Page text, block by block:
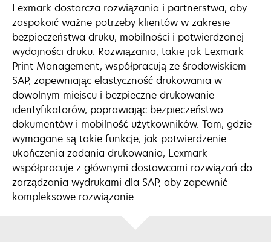
Lexmark dostarcza rozwiązania i partnerstwa, aby
zaspokoić ważne potrzeby klientów w zakresie
bezpieczeństwa druku, mobilności i potwierdzonej
wydajności druku. Rozwiązania, takie jak Lexmark
Print Management, współpracują ze środowiskiem
SAP, zapewniając elastyczność drukowania w
dowolnym miejscu i bezpieczne drukowanie
identyfikatorów, poprawiając bezpieczeństwo
dokumentów i mobilność użytkowników. Tam, gdzie
wymagane są takie funkcje, jak potwierdzenie
ukończenia zadania drukowania, Lexmark
współpracuje z głównymi dostawcami rozwiązań do
zarządzania wydrukami dla SAP, aby zapewnić
kompleksowe rozwiązanie.